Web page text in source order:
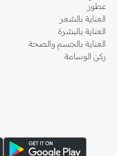
عطور
العناية بالشعر
العناية بالبشرة
العناية بالجسم والصحة
ركن الوسامة